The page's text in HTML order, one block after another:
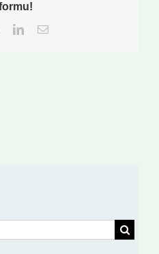
TwitterLinkedInEmail: